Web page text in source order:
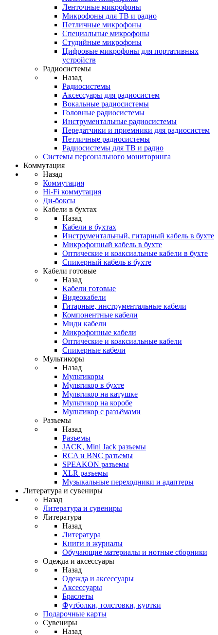
Ленточные микрофоны
Микрофоны для ТВ и радио
Петличные микрофоны
Специальные микрофоны
Студийные микрофоны
Цифровые микрофоны для портативных
устройств
Радиосистемы
Назад
Радиосистемы
Аксессуары для радиосистем
Вокальные радиосистемы
Головные радиосистемы
Инструментальные радиосистемы
Передатчики и приемники для радиосистем
Петличные радиосистемы
Радиосистемы для ТВ и радио
Системы персонального мониторинга
Коммутация
Назад
Коммутация
Hi-Fi коммутация
Ди-боксы
Кабели в бухтах
Назад
Кабели в бухтах
Инструментальный, гитарный кабель в бухте
Микрофонный кабель в бухте
Оптические и коаксиальные кабели в бухте
Спикерный кабель в бухте
Кабели готовые
Назад
Кабели готовые
Видеокабели
Гитарные, инструментальные кабели
Компонентные кабели
Миди кабели
Микрофонные кабели
Оптические и коаксиальные кабели
Спикерные кабели
Мультикоры
Назад
Мультикоры
Мультикор в бухте
Мультикор на катушке
Мультикор на коробе
Мультикор с разъёмами
Разъемы
Назад
Разъемы
JACK, Mini Jack разъемы
RCA и BNC разъемы
SPEAKON разъемы
XLR разъемы
Музыкальные переходники и адаптеры
Литература и сувениры
Назад
Литература и сувениры
Литература
Назад
Литература
Книги и журналы
Обучающие материалы и нотные сборники
Одежда и аксессуары
Назад
Одежда и аксессуары
Аксессуары
Браслеты
Футболки, толстовки, куртки
Подарочные карты
Сувениры
Назад